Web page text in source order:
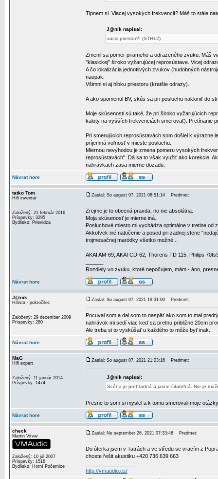
Tipnem si. Viacej vysokých frekvencií? Máš to stále
J@nik napísal:
vacsi priestor?! (STH12)
Zmenil sa pomer priameho a odrazeného zvuku. Máš
"klasickej" široko vyžarujúcej reprosústave. Vicej
A čo lokalizácia jednotlivých zvukov (hudobných
naopak.
Všimni si aj hĺbku priestoru (kratšie odrazy).
A ako spomenul BV, skús sa pri posluchu nakloniť do
Moje skúsenosti sú také, že pri široko vyžarujúcich
kaloty na vyšších frekvenciách smerovať). Pretínanie
Pri smerujúcich reprosústavách som došiel k výrazne
príjemná voľnosť v mieste posluchu.
Miernou nevýhodou je zmena pomeru vysokých
reprosústavách". Dá sa to však využiť ako korekcie.
nahrávkach zasa mierne dozadu.
Návrat hore
tatko Tom
Hifi inventar
Založený: 21 február 2016
Príspevky: 3295
Bydlisko: Prievidza
Zaslal: So august 07, 2021 08:51:14 Predmet:
Zrejme je to obecná pravda, no nie absolútna.
Moja skúsenosť je mierne iná.
Posluchové miesto mi vychádza optimálne v tretine od
Akkoľvek iné natočenie a posed pri zadnej stene
trojmesačnej maródky všetko možné...
AKAI AM-69, AKAI CD-62, Thorens TD 115, Philips
Rozdiely vo zvuku, ktoré nepočujem, mám - áno,
Návrat hore
J@nik
Hifista - pokročilec
Založený: 29 december 2009
Príspevky: 280
Zaslal: So august 07, 2021 19:31:00 Predmet:
Pocuval som a dal som to naspäť ako som to mal
nahrávok mi sedí viac keď sa pretnu približne 20cm
Ale treba si to vyskúšať u každého to môže byť inak.
Návrat hore
MaG
Hifi expert
Založený: 11 január 2014
Príspevky: 1474
Zaslal: So august 07, 2021 21:03:16 Predmet:
J@nik napísal:
Scéna je prehľadná a jasne čitateľná. Nie je
Presne to som si myslel a k tomu smerovali moje
Návrat hore
check
Martin Vitvar
Založený: 10 júl 2007
Príspevky: 1516
Bydlisko: Horní Počernice
Zaslal: Ne september 26, 2021 07:33:46 Predmet:
Do úterka jsem v Tatrách a ve středu se vracím z
chcete řešit akustiku +420 736 639 663
http://vmaudio.cz/